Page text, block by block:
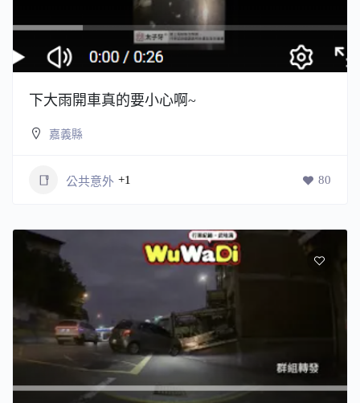
下大雨開車真的要小心啊~
嘉義縣
公共意外 +1 80